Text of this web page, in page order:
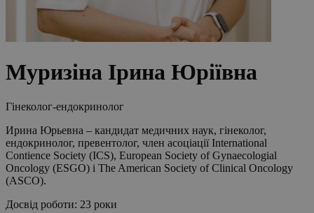
Муризіна Ірина Юріївна
Гінеколог-ендокринолог
Ирина Юрьевна – кандидат медичних наук, гінеколог,
ендокринолог, превентолог, член асоціації International
Contience Society (ICS), European Society of Gynaecologial
Oncology (ESGO) і The American Society of Clinical Oncology
(ASCO).
Досвід роботи: 23 роки